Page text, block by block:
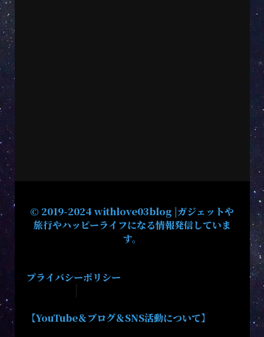
© 2019-2024 withlove03blog |ガジェットや
旅行やハッピーライフになる情報発信していま
す。
プライバシーポリシー
【YouTube＆ブログ＆SNS活動について】